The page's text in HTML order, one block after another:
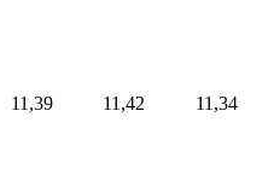
11,39 11,42 11,34